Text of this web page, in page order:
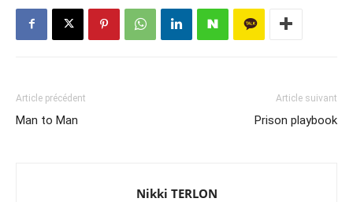
Article précédent
Man to Man
Article suivant
Prison playbook
Nikki TERLON